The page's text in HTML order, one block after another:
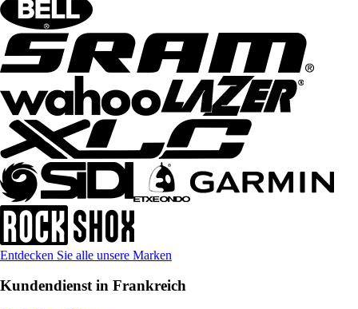
Entdecken Sie alle unsere Marken
Kundendienst in Frankreich